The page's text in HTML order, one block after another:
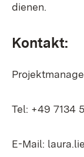
dienen.
Kontakt:
Tel: +49 7134
E-Mail: